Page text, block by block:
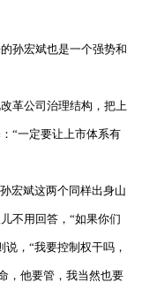
孙宏斌也是一个强势和
革公司治理结构，把上
“一定要让上市体系有
宏斌这两个同样出身山
不用回答，“如果你们
，“我要控制权干吗，
，他要管，我当然也要